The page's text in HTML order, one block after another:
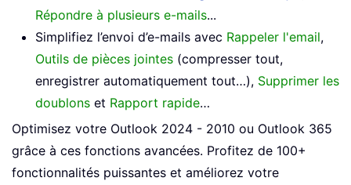
Répondre à plusieurs e-mails...
Simplifiez l’envoi d’e-mails avec Rappeler l'email,
Outils de pièces jointes (compresser tout,
enregistrer automatiquement tout…), Supprimer les
doublons et Rapport rapide…
Optimisez votre Outlook 2024 - 2010 ou Outlook 365
grâce à ces fonctions avancées. Profitez de 100+
fonctionnalités puissantes et améliorez votre